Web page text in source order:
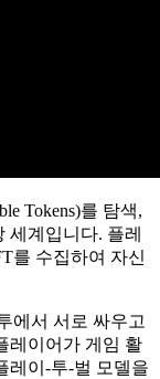
Tokens)를 탐색,
세계입니다. 플레
를 수집하여 자신
에서 서로 싸우고
레이어가 게임 활
레이-투-벌 모델을